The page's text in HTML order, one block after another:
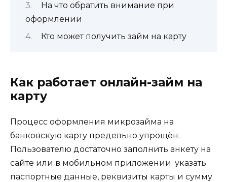
На что обратить внимание при
оформлении
Кто может получить займ на карту
Как работает онлайн-займ на
карту
Процесс оформления микрозайма на
банковскую карту предельно упрощён.
Пользователю достаточно заполнить анкету на
сайте или в мобильном приложении: указать
паспортные данные, реквизиты карты и сумму